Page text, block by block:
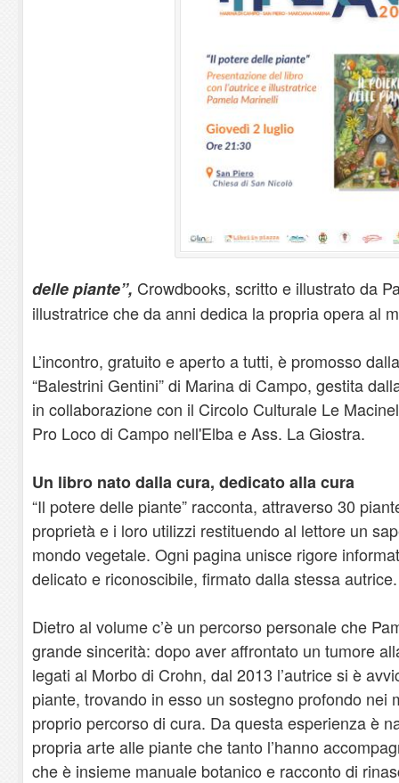
delle piante”, Crowdbooks, scritto e illustrato da
illustratrice che da anni dedica la propria opera al
L’incontro, gratuito e aperto a tutti, è promosso
“Balestrini Gentini” di Marina di Campo, gestita
in collaborazione con il Circolo Culturale Le
Pro Loco di Campo nell'Elba e Ass. La Giostra.
Un libro nato dalla cura, dedicato alla cura
“Il potere delle piante” racconta, attraverso 30
proprietà e i loro utilizzi restituendo al lettore un
mondo vegetale. Ogni pagina unisce rigore
delicato e riconoscibile, firmato dalla stessa autrice.
Dietro al volume c’è un percorso personale che
grande sincerità: dopo aver affrontato un tumore
legati al Morbo di Crohn, dal 2013 l’autrice si è
piante, trovando in esso un sostegno profondo nei
proprio percorso di cura. Da questa esperienza è
propria arte alle piante che tanto l’hanno
che è insieme manuale botanico e racconto di